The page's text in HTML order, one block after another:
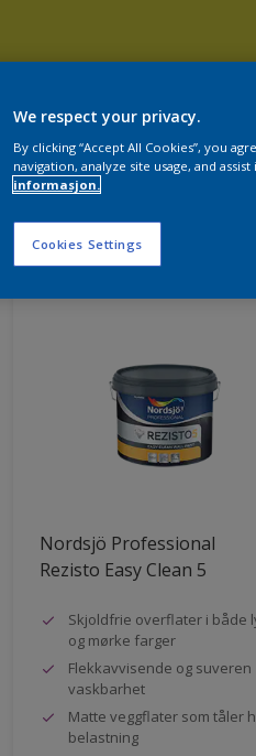
33produkter funnet
Nordsjö Professional
Rezisto Easy Clean 5
Skjoldfrie overflater i både
og mørke farger
Flekkavvisende og suveren
vaskbarhet
Matte veggflater som tåler
belastning
We respect your privacy.
By clicking “Accept All Cookies”, you
navigation, analyze site usage, and
informasjon.
Cookies Settings